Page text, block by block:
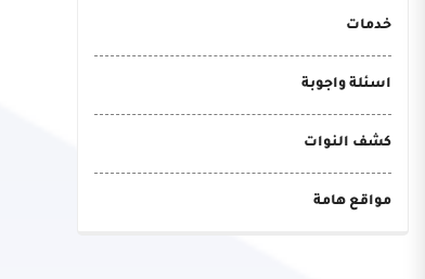
خدمات
اسئلة واجوبة
كشف النوات
مواقع هامة